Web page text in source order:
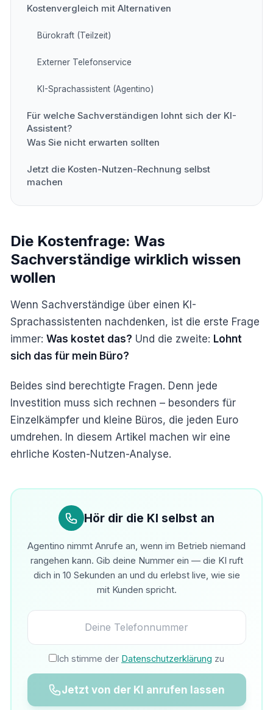
Kostenvergleich mit Alternativen
Bürokraft (Teilzeit)
Externer Telefonservice
KI-Sprachassistent (Agentino)
Für welche Sachverständigen lohnt sich der KI-
Assistent?
Was Sie nicht erwarten sollten
Jetzt die Kosten-Nutzen-Rechnung selbst
machen
Die Kostenfrage: Was
Sachverständige wirklich wissen
wollen
Wenn Sachverständige über einen KI-
Sprachassistenten nachdenken, ist die erste Frage
immer: Was kostet das? Und die zweite: Lohnt
sich das für mein Büro?
Beides sind berechtigte Fragen. Denn jede
Investition muss sich rechnen – besonders für
Einzelkämpfer und kleine Büros, die jeden Euro
umdrehen. In diesem Artikel machen wir eine
ehrliche Kosten-Nutzen-Analyse.
Hör dir die KI selbst an
Agentino nimmt Anrufe an, wenn im Betrieb niemand
rangehen kann. Gib deine Nummer ein — die KI ruft
dich in 10 Sekunden an und du erlebst live, wie sie
mit Kunden spricht.
Ich stimme der Datenschutzerklärung zu
Jetzt von der KI anrufen lassen